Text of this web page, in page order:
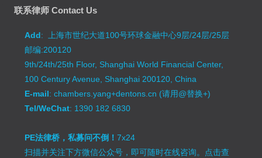
联系律师 Contact Us
Add: 上海市世纪大道100号环球金融中心9层/24层/25层
邮编:200120
9th/24th/25th Floor, Shanghai World Financial Center,
100 Century Avenue, Shanghai 200120, China
E-mail: chambers.yang+dentons.cn (请用@替换+)
Tel/WeChat: 1390 182 6830
PE法律桥，私募问不倒！7x24
扫描并关注下方微信公众号，即可随时在线咨询。 点击查